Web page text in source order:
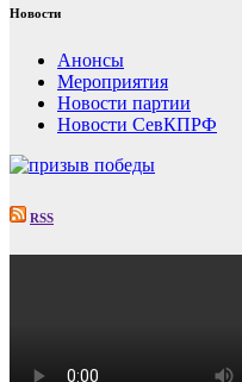
Новости
Анонсы
Мероприятия
Новости партии
Новости СевКПРФ
RSS